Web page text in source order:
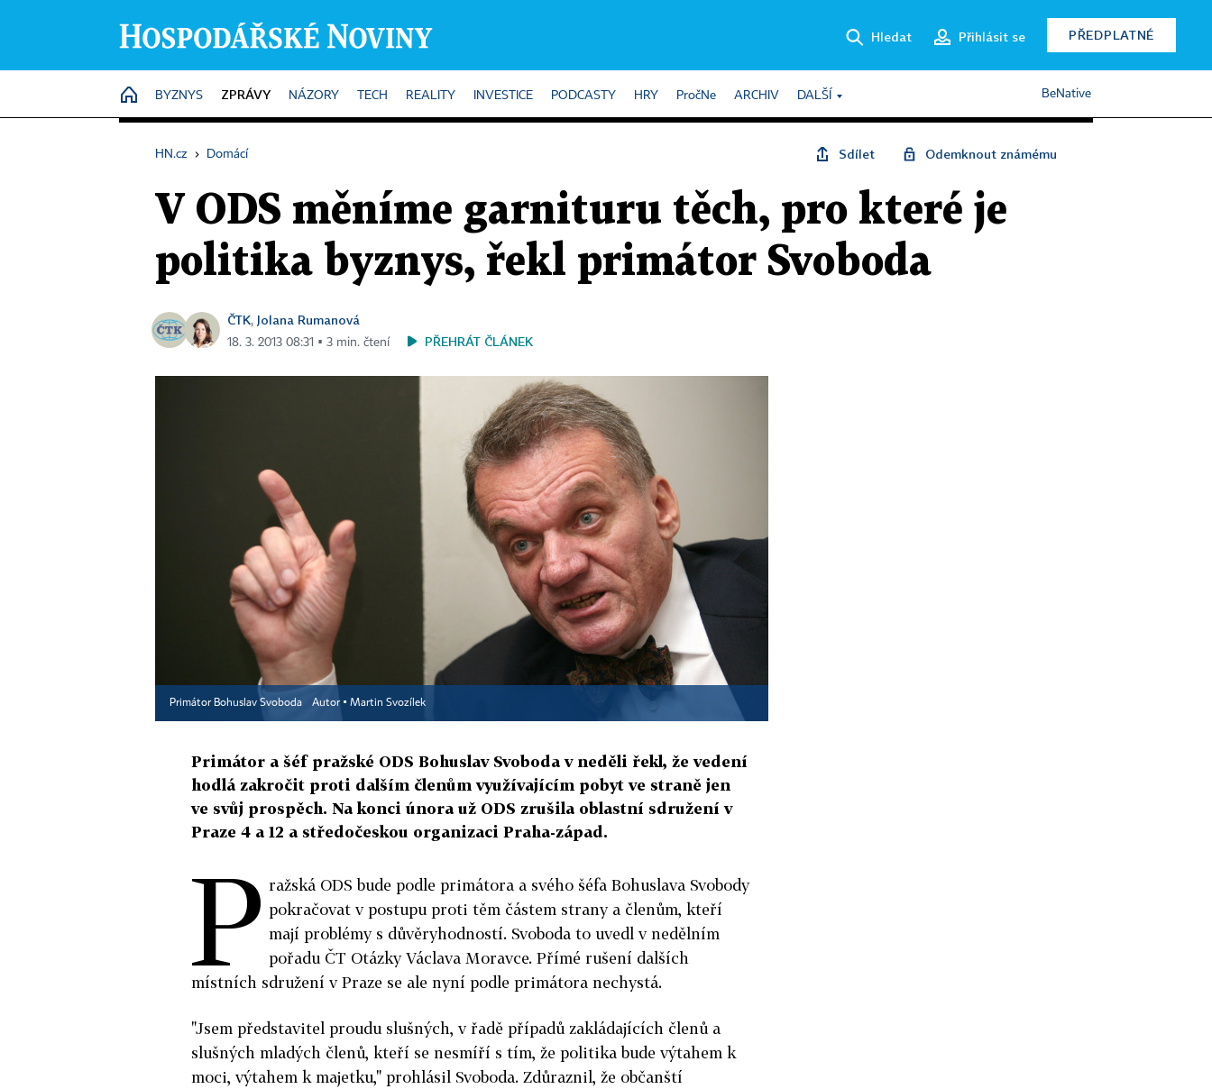
Hledat Přihlásit se PŘEDPLATNÉ
HOME
BYZNYS ZPRÁVY NÁZORY TECH REALITY INVESTICE PODCASTY HRY PročNe ARCHIV DALŠÍ BeNative
HN.cz › Domácí Sdílet Odemknout známému
V ODS měníme garnituru těch, pro které je
politika byznys, řekl primátor Svoboda
ČTK, Jolana Rumanová
18. 3. 2013 08:31 ▪ 3 min. čtení PŘEHRÁT ČLÁNEK
Primátor Bohuslav Svoboda Autor ▪ Martin Svozílek
Primátor a šéf pražské ODS Bohuslav Svoboda v neděli řekl, že vedení
hodlá zakročit proti dalším členům využívajícím pobyt ve straně jen
ve svůj prospěch. Na konci února už ODS zrušila oblastní sdružení v
Praze 4 a 12 a středočeskou organizaci Praha-západ.
P ražská ODS bude podle primátora a svého šéfa Bohuslava Svobody
pokračovat v postupu proti těm částem strany a členům, kteří
mají problémy s důvěryhodností. Svoboda to uvedl v nedělním
pořadu ČT Otázky Václava Moravce. Přímé rušení dalších
místních sdružení v Praze se ale nyní podle primátora nechystá.
"Jsem představitel proudu slušných, v řadě případů zakládajících členů a
slušných mladých členů, kteří se nesmíří s tím, že politika bude výtahem k
moci, výtahem k majetku," prohlásil Svoboda. Zdůraznil, že občanští